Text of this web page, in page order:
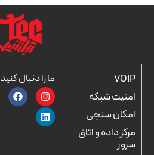
VOIP
امنیت شبکه
امکان سنجی
مرکز داده و اتاق
سرور
ما را دنبال کنید
I
n
s
t
a
F
a
c
L
i
n
k
e